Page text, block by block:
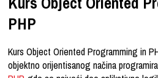
PHP
Kurs Object Oriented Programming in
objektno orijentisanog načina